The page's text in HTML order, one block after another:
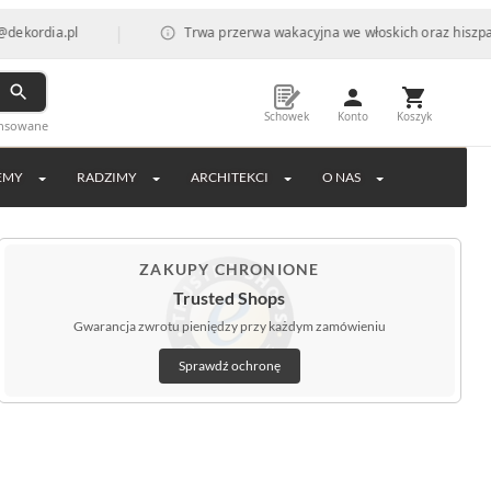
| Trwa przerwa wakacyjna we włoskich oraz hiszpańskich
Schowek Konto Koszyk
RADZIMY ARCHITEKCI O NAS
ZAKUPY CHRONIONE
Trusted Shops
Gwarancja zwrotu pieniędzy przy każdym zamówieniu
Sprawdź ochronę